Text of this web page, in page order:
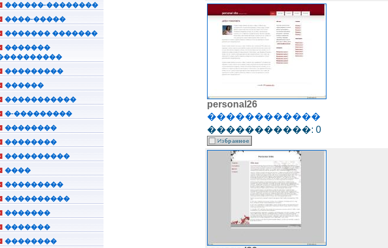
������-��������
����-�����
������� �������
�������
���������
������
�����������
�-���������
��������
��������
����������
����
���������
����������
�������
�������
��������
personal26
������������
�����������: 0